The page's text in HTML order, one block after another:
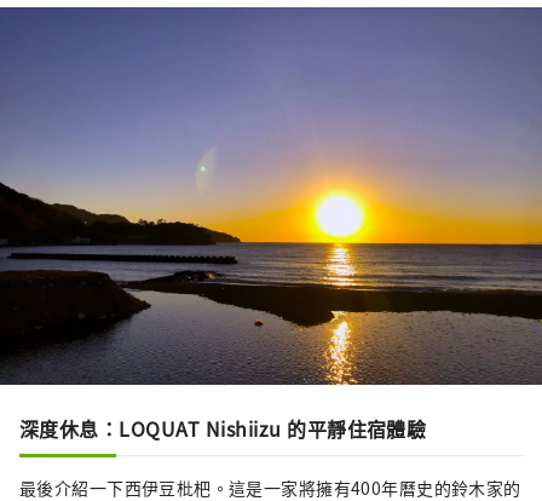
深度休息：LOQUAT Nishiizu 的平靜住宿體驗
最後介紹一下西伊豆枇杷。這是一家將擁有400年曆史的鈴木家的